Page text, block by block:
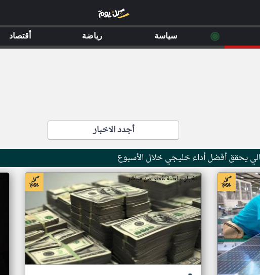
أجدد الاخبار
يحقق أفضل أداء خليجي خلال الأسبوع
اخبار سلطنة عُمان من مباشر
◉ سياسة رياضة أقتصاد